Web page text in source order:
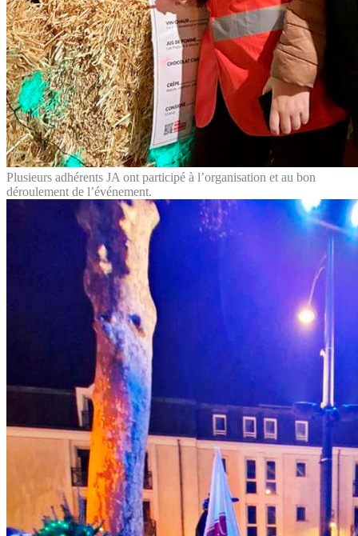
Plusieurs adhérents JA ont participé à l’organisation et au bon
déroulement de l’événement.